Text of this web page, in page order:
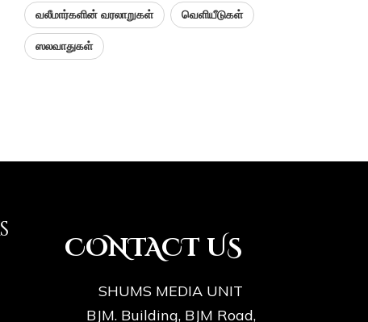
வலீமார்களின் வரலாறுகள் வெளியீடுகள்
ஸலவாதுகள்
CONTACT US
SHUMS MEDIA UNIT
BJM. Building, BJM Road,